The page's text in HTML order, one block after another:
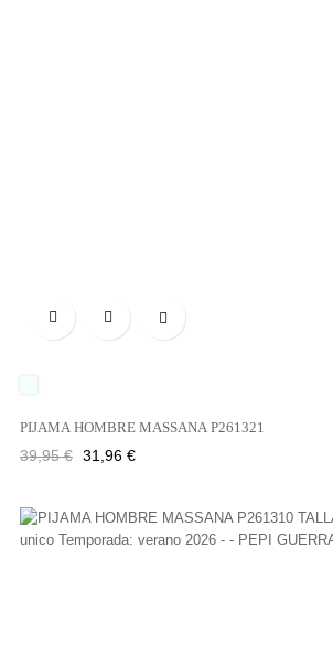

PIJAMA HOMBRE MASSANA P261321
Precio
39,95 € Precio
31,96 €